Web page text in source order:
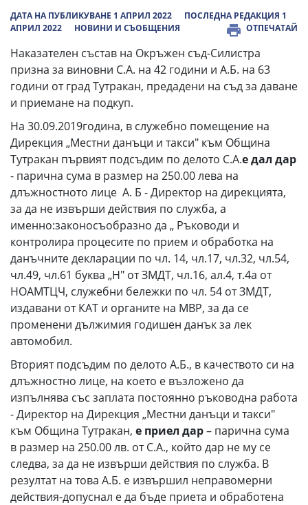
ДАТА НА ПУБЛИКУВАНЕ 1 АПРИЛ 2022
ПОСЛЕДНА РЕДАКЦИЯ 1
АПРИЛ 2022
НОВИНИ И СЪОБЩЕНИЯ ОТПЕЧАТАЙ
Наказателен състав на Окръжен съд-Силистра
призна за виновни С.А. на 42 години и А.Б. на 63
години от град Тутракан, предадени на съд за даване
и приемане на подкуп.
На 30.09.2019година, в служебно помещение на
Дирекция „Местни данъци и такси" към Община
Тутракан първият подсъдим по делото С.А.е дал дар
- парична сума в размер на 250.00 лева на
длъжностното лице А. Б - Директор на дирекцията,
за да не извърши действия по служба, а
именно:законосъобразно да „ Ръководи и
контролира процесите по прием и обработка на
данъчните декларации по чл. 14, чл.17, чл.32, чл.54,
чл.49, чл.61 буква „Н" от ЗМДТ, чл.16, ал.4, т.4а от
НОАМТЦЧ, служебни бележки по чл. 54 от ЗМДТ,
издавани от КАТ и органите на МВР, за да се
променени дължимия годишен данък за лек
автомобил.
Вторият подсъдим по делото А.Б., в качеството си на
длъжностно лице, на което е възложено да
изпълнява със заплата постоянно ръководна работа
- Директор на Дирекция „Местни данъци и такси"
към Община Тутракан, е приел дар– парична сума
в размер на 250.00 лв. от С.А., който дар не му се
следва, за да не извърши действия по служба. В
резултат на това А.Б. е извършил неправомерни
действия-допуснал е да бъде приета и обработена